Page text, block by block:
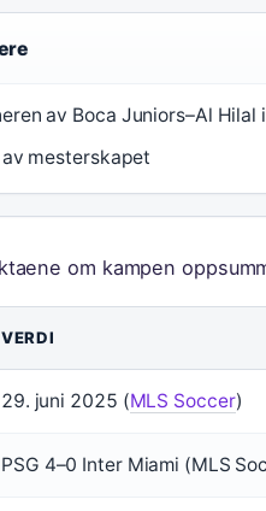
av Boca Juniors–Al
mesterskapet
om kampen
VERDI
29. juni 2025 (MLS Soccer)
PSG 4–0 Inter Miami (MLS